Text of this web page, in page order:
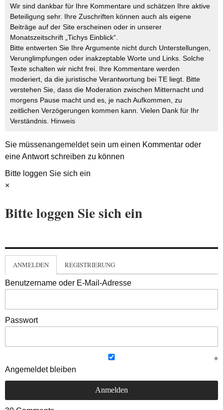
Wir sind dankbar für Ihre Kommentare und schätzen Ihre aktive
Beteiligung sehr. Ihre Zuschriften können auch als eigene
Beiträge auf der Site erscheinen oder in unserer
Monatszeitschrift „Tichys Einblick“.
Bitte entwerten Sie Ihre Argumente nicht durch Unterstellungen,
Verunglimpfungen oder inakzeptable Worte und Links. Solche
Texte schalten wir nicht frei. Ihre Kommentare werden
moderiert, da die juristische Verantwortung bei TE liegt. Bitte
verstehen Sie, dass die Moderation zwischen Mitternacht und
morgens Pause macht und es, je nach Aufkommen, zu
zeitlichen Verzögerungen kommen kann. Vielen Dank für Ihr
Verständnis. Hinweis
Sie müssenangemeldetsein um einen Kommentar oder
eine Antwort schreiben zu können
Bitte loggen Sie sich ein
×
Bitte loggen Sie sich ein
ANMELDEN REGISTRIERUNG
Benutzername oder E-Mail-Adresse
Passwort
Angemeldet bleiben